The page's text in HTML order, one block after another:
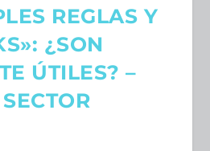
REGLAS Y
¿SON
ÚTILES? –